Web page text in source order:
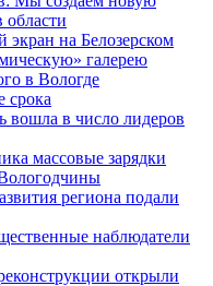
области
на Белозерском
галерею
в Вологде
срока
вошла в число лидеров
массовые зарядки
региона подали
наблюдатели
открыли